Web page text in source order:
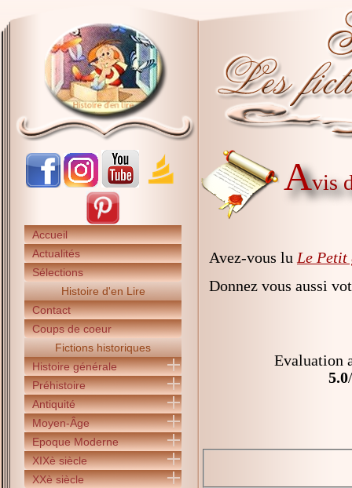
Accueil
Actualités
Sélections
Histoire d'en Lire
Contact
Coups de coeur
Fictions historiques
Histoire générale
Préhistoire
Antiquité
Moyen-Âge
Epoque Moderne
XIXè siècle
XXè siècle
Avis
Avez-vous lu Le Petit
Donnez vous aussi
Evaluation
5.0